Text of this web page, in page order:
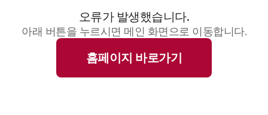
오류가 발생했습니다.
아래 버튼을 누르시면 메인 화면으로 이동합니다.
홈페이지 바로가기